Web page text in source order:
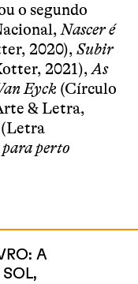
o segundo
Nascer é
2020), Subir
2021),As
Eyck (Círculo
& Letra,
(Letra
perto
A